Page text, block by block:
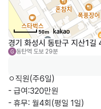
50m
경기 화성시 동탄구 지산1
G 동탄역 도보 29분
ㅇ직원(주6일)
- 급여:320만원
- 휴무: 월4회(평일 1일)